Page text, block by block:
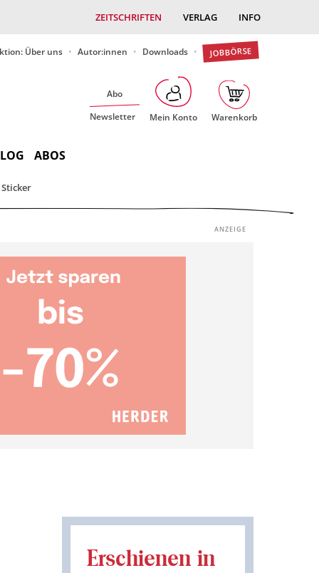
ZEITSCHRIFTEN VERLAG INFO
Über uns Autor:innen Downloads JOBBÖRSE
Abo
Newsletter
Mein Konto Warenkorb
ABOS
Sticker
Erschienen in